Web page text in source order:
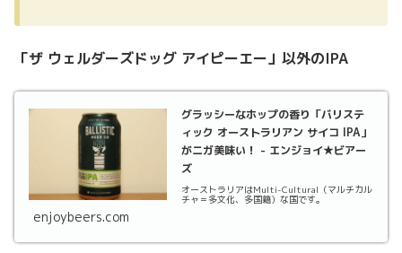
「ザ ウェルダーズドッグ アイピーエー」以外のIPA
グラッシーなホップの香り「バリステ
ィック オーストラリアン サイコ IPA」
がニガ美味い！ - エンジョイ★ビアー
ズ
オーストラリアはMulti-Cultural（マルチカル
チャ＝多文化、多国籍）な国です。
enjoybeers.com